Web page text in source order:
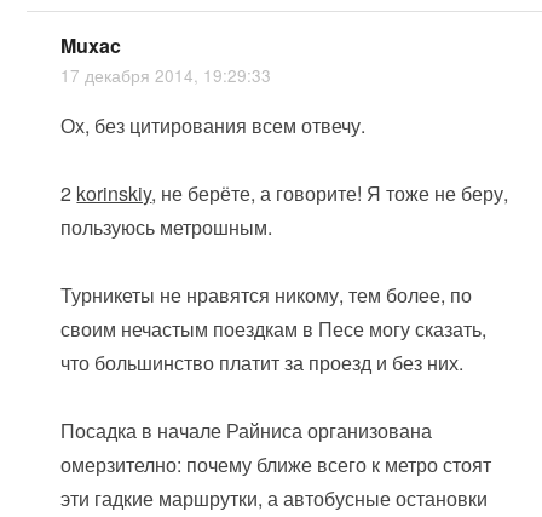
Muxac
17 декабря 2014, 19:29:33
Ох, без цитирования всем отвечу.
2 korinskiy, не берёте, а говорите! Я тоже не беру,
пользуюсь метрошным.
Турникеты не нравятся никому, тем более, по
своим нечастым поездкам в Песе могу сказать,
что большинство платит за проезд и без них.
Посадка в начале Райниса организована
омерзително: почему ближе всего к метро стоят
эти гадкие маршрутки, а автобусные остановки